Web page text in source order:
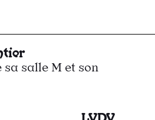
sa salle M et son